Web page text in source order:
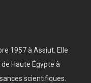
1957 à Assiut. Elle
Haute Égypte à
scientifiques.